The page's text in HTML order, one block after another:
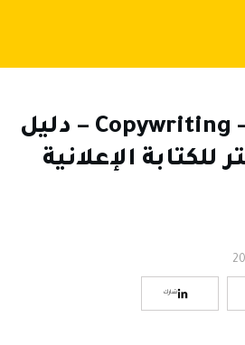
كوبي رايتنج – Copywriting – دليل
للكتابة الإعلانية
شارك